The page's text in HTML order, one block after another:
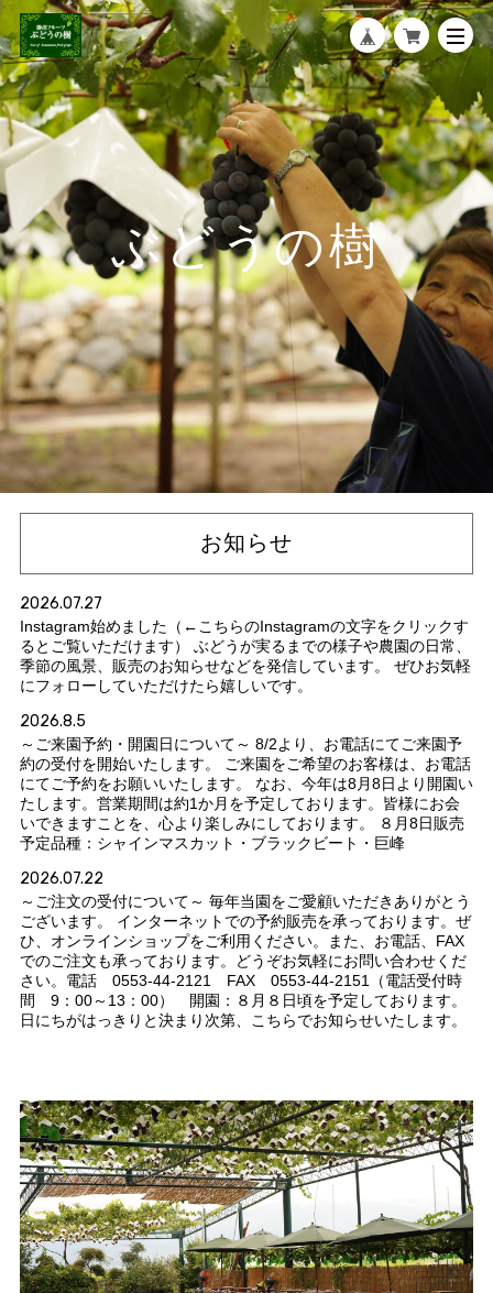
小さなぶどう園もしておりますので、お気軽にお立ち寄りくださ
い。
ぶどうの樹
お知らせ
2026.07.27
Instagram始めました（←こちらのInstagramの文字をクリックす
るとご覧いただけます） ぶどうが実るまでの様子や農園の日常、
季節の風景、販売のお知らせなどを発信しています。 ぜひお気軽
にフォローしていただけたら嬉しいです。
2026.8.5
～ご来園予約・開園日について～ 8/2より、お電話にてご来園予
約の受付を開始いたします。 ご来園をご希望のお客様は、お電話
にてご予約をお願いいたします。 なお、今年は8月8日より開園い
たします。営業期間は約1か月を予定しております。皆様にお会
いできますことを、心より楽しみにしております。 ８月8日販売
予定品種：シャインマスカット・ブラックビート・巨峰
2026.07.22
～ご注文の受付について～ 毎年当園をご愛顧いただきありがとう
ございます。 インターネットでの予約販売を承っております。ぜ
ひ、オンラインショップをご利用ください。また、お電話、FAX
でのご注文も承っております。どうぞお気軽にお問い合わせくだ
さい。電話 0553-44-2121 FAX 0553-44-2151（電話受付時
間 9：00～13：00） 開園：８月８日頃を予定しております。
日にちがはっきりと決まり次第、こちらでお知らせいたします。